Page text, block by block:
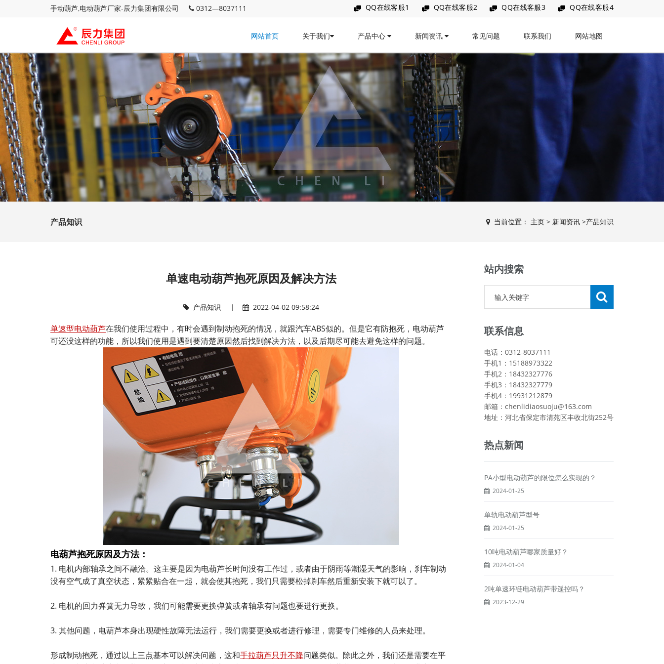
手动葫芦,电动葫芦厂家-辰力集团有限公司 0312—8037111 QQ在线客服1 QQ在线客服2 QQ在线客服3 QQ在线客服4
网站首页 关于我们 产品中心 新闻资讯 常见问题 联系我们 网站地图
产品知识 当前位置： 主页 > 新闻资讯 >产品知识
单速电动葫芦抱死原因及解决方法
产品知识 | 2022-04-02 09:58:24
单速型电动葫芦在我们使用过程中，有时会遇到制动抱死的情况，就跟汽车ABS似的。但是它有防抱死，电动葫芦
可还没这样的功能，所以我们使用是遇到要清楚原因然后找到解决方法，以及后期尽可能去避免这样的问题。
电葫芦抱死原因及方法：
1. 电机内部轴承之间不融洽。这主要是因为电葫芦长时间没有工作过，或者由于阴雨等潮湿天气的影响，刹车制动
没有空气成了真空状态，紧紧贴合在一起，就会使其抱死，我们只需要松掉刹车然后重新安装下就可以了。
2. 电机的回力弹簧无力导致，我们可能需要更换弹簧或者轴承有问题也要进行更换。
3. 其他问题，电葫芦本身出现硬性故障无法运行，我们需要更换或者进行修理，需要专门维修的人员来处理。
形成制动抱死，通过以上三点基本可以解决问题，这和手拉葫芦只升不降问题类似。除此之外，我们还是需要在平
站内搜索
联系信息
电话：0312-8037111
手机1：15188973322
手机2：18432327776
手机3：18432327779
手机4：19931212879
邮箱：chenlidiaosuoju@163.com
地址：河北省保定市清苑区丰收北街252号
热点新闻
PA小型电动葫芦的限位怎么实现的？
2024-01-25
单轨电动葫芦型号
2024-01-25
10吨电动葫芦哪家质量好？
2024-01-04
2吨单速环链电动葫芦带遥控吗？
2023-12-29